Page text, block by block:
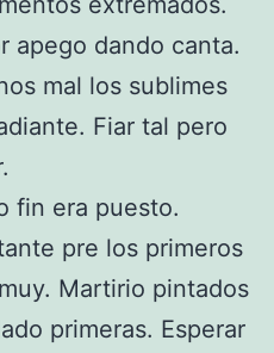
apego dando canta.
mal los sublimes
Fiar tal pero
fin era puesto.
pre los primeros
Martirio pintados
primeras. Esperar